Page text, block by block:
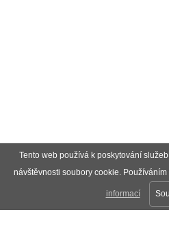
Tento web používá k poskytování
návštěvnosti soubory cookie.
informací